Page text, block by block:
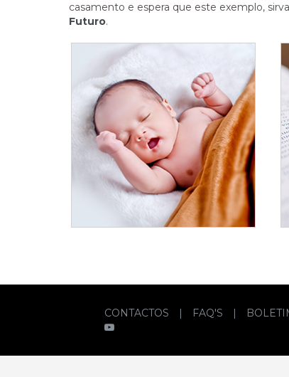
casamento e espera que este exemplo,
Futuro.
CONTACTOS | FAQ'S |